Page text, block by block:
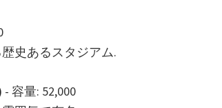
史あるスタジアム.
- 容量: 52,000